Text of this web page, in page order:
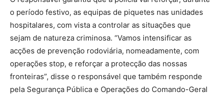
o período festivo, as equipas de piquetes nas unidades
hospitalares, com vista a controlar as situações que
sejam de natureza criminosa. “Vamos intensificar as
acções de prevenção rodoviária, nomeadamente, com
operações stop, e reforçar a protecção das nossas
fronteiras”, disse o responsável que também responde
pela Segurança Pública e Operações do Comando-Geral